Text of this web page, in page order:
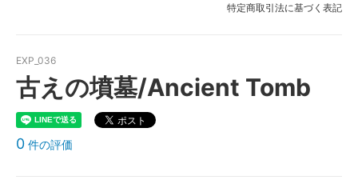
特定商取引法に基づく表記
EXP_036
古えの墳墓/Ancient Tomb
0 件の評価